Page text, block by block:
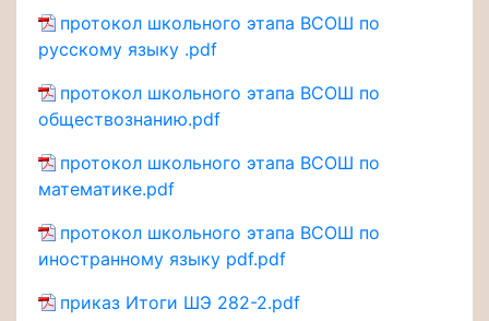
протокол школьного этапа ВСОШ по
русскому языку .pdf
протокол школьного этапа ВСОШ по
обществознанию.pdf
протокол школьного этапа ВСОШ по
математике.pdf
протокол школьного этапа ВСОШ по
иностранному языку pdf.pdf
приказ Итоги ШЭ 282-2.pdf